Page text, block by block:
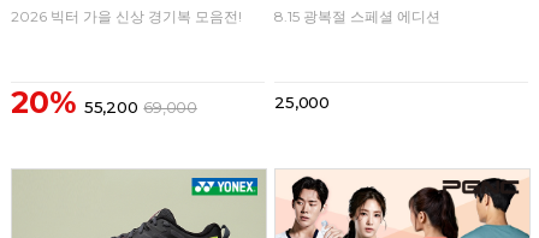
2026 빅터 가을 신상 경기복 모음전!
20% 55,200 69,000
8.15 광복절 스페셜 에디션
25,000